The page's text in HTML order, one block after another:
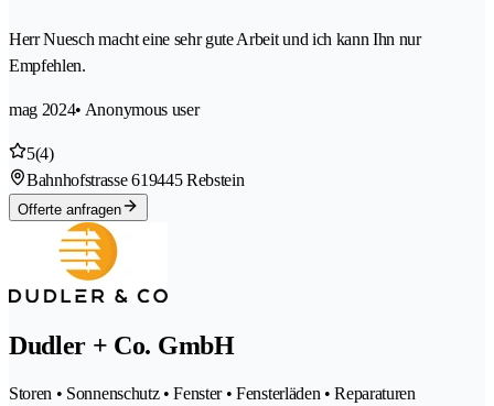
Herr Nuesch macht eine sehr gute Arbeit und ich kann Ihn nur
Empfehlen.
mag 2024• Anonymous user
5(4)
Bahnhofstrasse 619445 Rebstein
Offerte anfragen
Dudler + Co. GmbH
Storen • Sonnenschutz • Fenster • Fensterläden • Reparaturen